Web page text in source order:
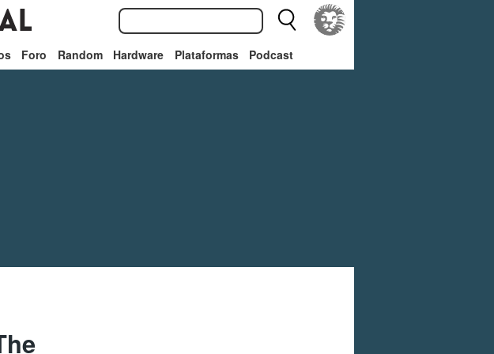
Foro Random Hardware Plataformas Podcast